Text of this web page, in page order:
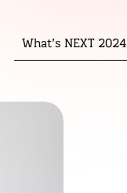
What’s NEXT 2024